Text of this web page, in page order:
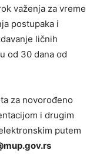
važenja za vreme
postupaka i
ličnih
od 30 dana od
za novorođeno
i drugim
putem